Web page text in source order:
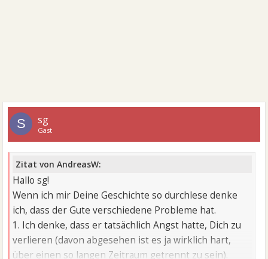
S sg
Gast
Zitat von AndreasW:
Hallo sg!
Wenn ich mir Deine Geschichte so durchlese denke
ich, dass der Gute verschiedene Probleme hat.
1. Ich denke, dass er tatsächlich Angst hatte, Dich zu
verlieren (davon abgesehen ist es ja wirklich hart,
über einen so langen Zeitraum getrennt zu sein).